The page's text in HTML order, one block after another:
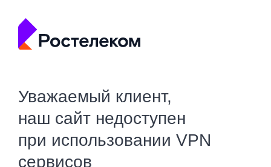
Уважаемый клиент,
наш сайт недоступен
при использовании VPN
сервисов